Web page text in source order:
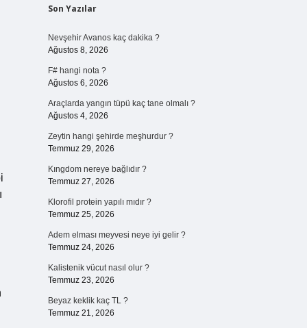
Sidebar
Son Yazılar
Nevşehir Avanos kaç dakika ?
Ağustos 8, 2026
F# hangi nota ?
Ağustos 6, 2026
Araçlarda yangın tüpü kaç tane olmalı ?
Ağustos 4, 2026
Zeytin hangi şehirde meşhurdur ?
Temmuz 29, 2026
Kıngdom nereye bağlıdır ?
Temmuz 27, 2026
Klorofil protein yapılı mıdır ?
Temmuz 25, 2026
Adem elması meyvesi neye iyi gelir ?
Temmuz 24, 2026
Kalistenik vücut nasıl olur ?
Temmuz 23, 2026
Beyaz keklik kaç TL ?
Temmuz 21, 2026